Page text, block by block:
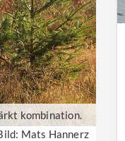
kombination.
Mats Hannerz